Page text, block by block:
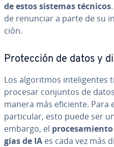
de estos sistemas técnicos
de renunciar a parte de su
ción.
Pro­te­c­ción de datos y
Los al­go­ri­t­mos in­te­li­ge­n­tes
procesar conjuntos de
manera más eficiente.
pa­r­ti­cu­lar, esto puede ser
embargo, el
gías de IA es cada vez más